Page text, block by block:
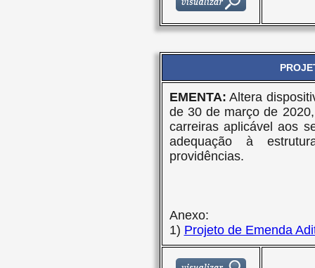
EMENTA: Altera
de 30 de março de
carreiras aplicável aos
adequação à
providências.
Anexo:
1) Projeto de Emenda